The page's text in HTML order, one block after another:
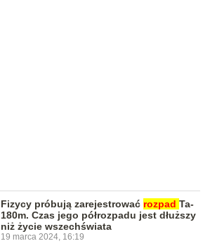
Fizycy próbują zarejestrować rozpad Ta-
180m. Czas jego półrozpadu jest dłuższy
niż życie wszechświata
19 marca 2024, 16:19